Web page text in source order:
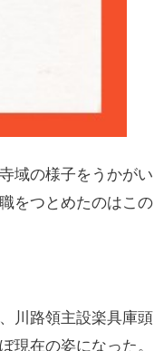
域の様子をうかがい
をつとめたのはこの
川路領主設楽具庫頭
現在の姿になった。